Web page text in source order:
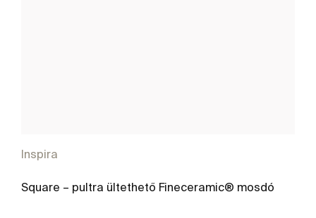
Inspira
Square – pultra ültethető Fineceramic® mosdó